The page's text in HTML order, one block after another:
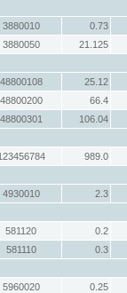
3880010
0.73
3880050
21.125
48800108
25.12
48800200
66.4
48800301
106.04
989.0
4930010
2.3
581120
0.2
581110
0.3
5960020
0.25